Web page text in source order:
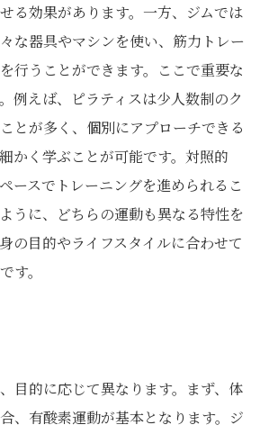
る効果があります。一方、ジムでは
な器具やマシンを使い、筋力トレー
行うことができます。ここで重要な
例えば、ピラティスは少人数制のク
とが多く、個別にアプローチできる
かく学ぶことが可能です。対照的
ースでトレーニングを進められるこ
うに、どちらの運動も異なる特性を
の目的やライフスタイルに合わせて
す。
目的に応じて異なります。まず、体
、有酸素運動が基本となります。ジ